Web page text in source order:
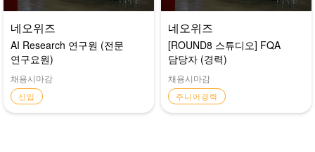
네오위즈
AI Research 연구원 (전문
연구요원)
채용시마감
신입
네오위즈
[ROUND8 스튜디오] FQA
담당자 (경력)
채용시마감
주니어경력